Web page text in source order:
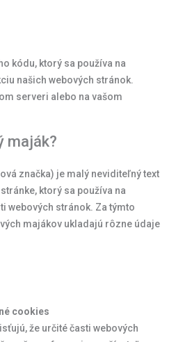
kódu, ktorý sa používa na
našich webových stránok.
serveri alebo na vašom
maják?
značka) je malý neviditeľný text
ktorý sa používa na
webových stránok. Za týmto
majákov ukladajú rôzne údaje
cookies
že určité časti webových